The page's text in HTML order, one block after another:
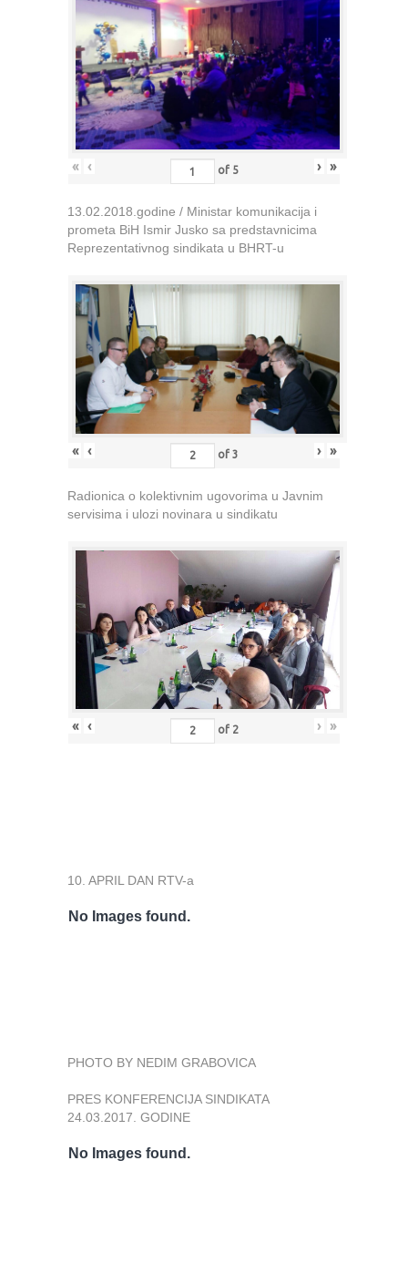
« ‹ of 5 › »
13.02.2018.godine / Ministar komunikacija i
prometa BiH Ismir Jusko sa predstavnicima
Reprezentativnog sindikata u BHRT-u
« ‹ of 3 › »
Radionica o kolektivnim ugovorima u Javnim
servisima i ulozi novinara u sindikatu
« ‹ of 2 › »
10. APRIL DAN RTV-a
No Images found.
PHOTO BY NEDIM GRABOVICA
PRES KONFERENCIJA SINDIKATA
24.03.2017. GODINE
No Images found.